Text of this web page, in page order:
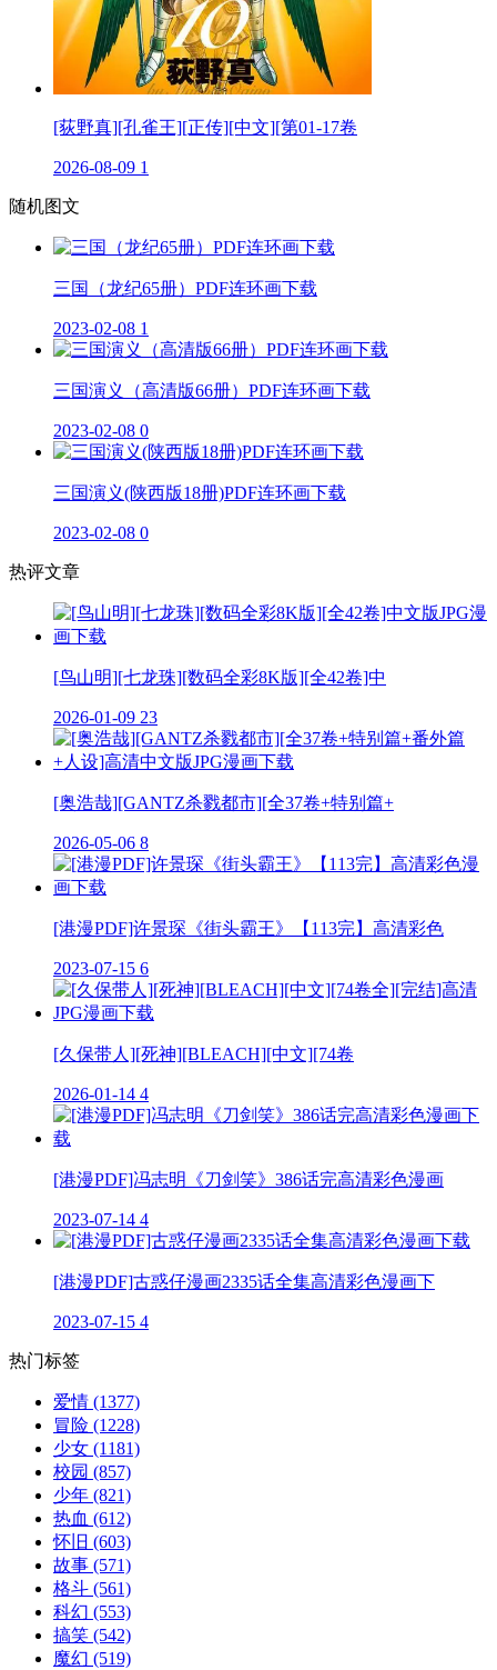
[荻野真][孔雀王][正传][中文][第01-17卷
2026-08-09 1
随机图文
三国（龙纪65册）PDF连环画下载
2023-02-08 1
三国演义（高清版66册）PDF连环画下载
2023-02-08 0
三国演义(陕西版18册)PDF连环画下载
2023-02-08 0
热评文章
[鸟山明][七龙珠][数码全彩8K版][全42卷]中
2026-01-09 23
[奥浩哉][GANTZ杀戮都市][全37卷+特别篇+
2026-05-06 8
[港漫PDF]许景琛《街头霸王》【113完】高清彩色
2023-07-15 6
[久保带人][死神][BLEACH][中文][74卷
2026-01-14 4
[港漫PDF]冯志明《刀剑笑》386话完高清彩色漫画
2023-07-14 4
[港漫PDF]古惑仔漫画2335话全集高清彩色漫画下
2023-07-15 4
热门标签
爱情 (1377)
冒险 (1228)
少女 (1181)
校园 (857)
少年 (821)
热血 (612)
怀旧 (603)
故事 (571)
格斗 (561)
科幻 (553)
搞笑 (542)
魔幻 (519)